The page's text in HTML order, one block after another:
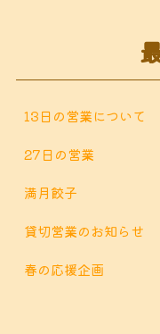
k
13日の営業について
27日の営業
満月餃子
貸切営業のお知らせ
春の応援企画